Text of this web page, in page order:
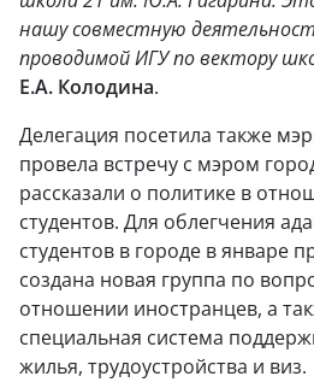
нашу совместную
проводимой ИГУ по вектору
Е.А. Колодина.
Делегация посетила также
провела встречу с мэром
рассказали о политике в
студентов. Для облегчения
студентов в городе в январе
создана новая группа по
отношении иностранцев, а
специальная система
жилья, трудоустройства и виз.